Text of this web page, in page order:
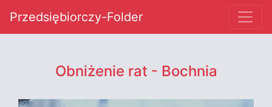
Przedsiębiorczy-Folder
Obniżenie rat - Bochnia